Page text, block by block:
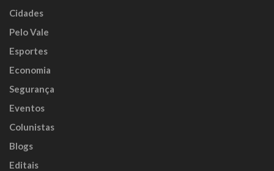
Cidades
Pelo Vale
Esportes
Economia
Segurança
Eventos
Colunistas
Blogs
Editais